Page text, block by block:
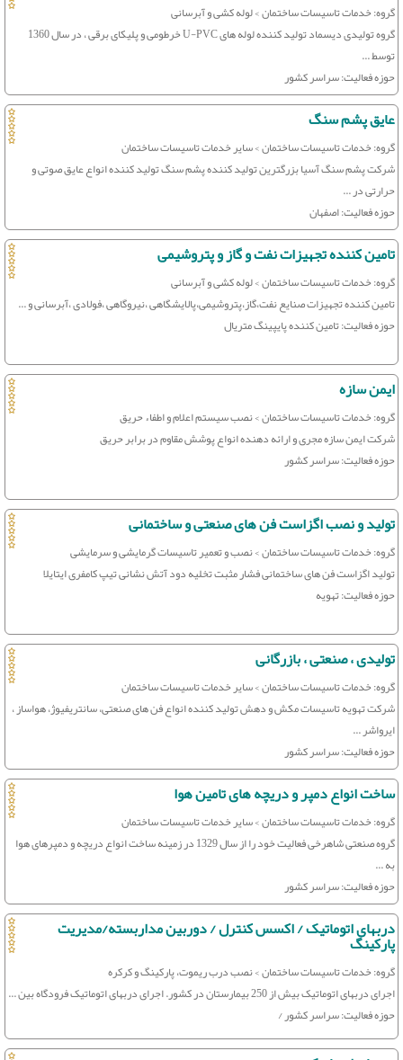
گروه: خدمات تاسیسات ساختمان > لوله کشی و آبرسانی
گروه تولیدی دیسماد تولید کننده لوله های U-PVC خرطومی و پلیکای برقی ، در سال 1360
توسط ...
حوزه فعالیت: سراسر کشور
عایق پشم سنگ
گروه: خدمات تاسیسات ساختمان > سایر خدمات تاسیسات ساختمان
شرکت پشم سنگ آسیا بزرگترین تولید کننده پشم سنگ تولید کننده انواع عایق صوتی و
حرارتی در ...
حوزه فعالیت: اصفهان
تامین کننده تجهیزات نفت و گاز و پتروشیمی
گروه: خدمات تاسیسات ساختمان > لوله کشی و آبرسانی
تامین کننده تجهیزات صنایع نفت،گاز،پتروشیمی،پالایشگاهی ،نیروگاهی ،فولادی ،آبرسانی و ...
حوزه فعالیت: تامین کننده پایپینگ متریال
ایمن سازه
گروه: خدمات تاسیسات ساختمان > نصب سیستم اعلام و اطفاء حریق
شرکت ایمن سازه مجری و ارائه دهنده انواع پوشش مقاوم در برابر حریق
حوزه فعالیت: سراسر کشور
تولید و نصب اگزاست فن های صنعتی و ساختمانی
گروه: خدمات تاسیسات ساختمان > نصب و تعمیر تاسیسات گرمایشی و سرمایشی
تولید اگزاست فن های ساختمانی فشار مثبت تخلیه دود آتش نشانی تیپ کامفری ایتایلا
حوزه فعالیت: تهویه
تولیدی ، صنعتی ، بازرگانی
گروه: خدمات تاسیسات ساختمان > سایر خدمات تاسیسات ساختمان
شرکت تهویه تاسیسات مکش و دهش تولید کننده انواع فن های صنعتی، سانتریفیوژ، هواساز ،
ایرواشر ...
حوزه فعالیت: سراسر کشور
ساخت انواع دمپر و دریچه های تامین هوا
گروه: خدمات تاسیسات ساختمان > سایر خدمات تاسیسات ساختمان
گروه صنعتی شاهرخی فعالیت خود را از سال 1329 در زمینه ساخت انواع دریچه و دمپرهای هوا
به ...
حوزه فعالیت: سراسر کشور
دربهای اتوماتیک / اکسس کنترل / دوربین مداربسته/مدیریت
پارکینگ
گروه: خدمات تاسیسات ساختمان > نصب درب ریموت، پارکینگ و کرکره
اجرای دربهای اتوماتیک بیش از 250 بیمارستان در کشور. اجرای دربهای اتوماتیک فرودگاه بین ...
حوزه فعالیت: سراسر کشور /